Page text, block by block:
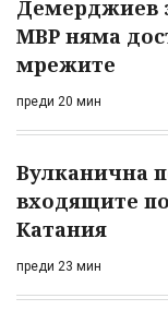
Демерджиев
МВР няма
мрежите
преди 20 мин
Вулканична
входящите
Катания
преди 23 мин